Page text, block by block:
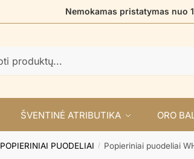
Nemokamas pristatymas nuo
ŠVENTINĖ ATRIBUTIKA ORO
POPIERINIAI PUODELIAI / Popieriniai puodeliai